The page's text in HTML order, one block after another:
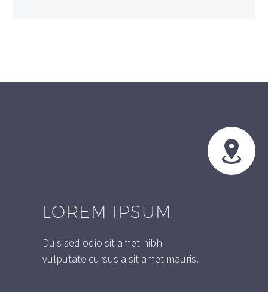


LOREM IPSUM
Duis sed odio sit amet nibh
vulputate cursus a sit amet mauris.